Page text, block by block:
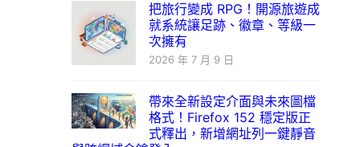
把旅行變成 RPG！開源旅遊成
就系統讓足跡、徽章、等級一
次擁有
2026 年 7 月 9 日
帶來全新設定介面與未來圖檔
格式！Firefox 152 穩定版正
式釋出，新增網址列一鍵靜音